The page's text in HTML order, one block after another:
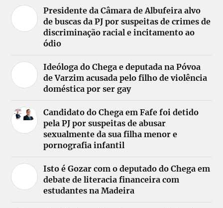
Presidente da Câmara de Albufeira alvo
de buscas da PJ por suspeitas de crimes de
discriminação racial e incitamento ao
ódio
Ideóloga do Chega e deputada na Póvoa
de Varzim acusada pelo filho de violência
doméstica por ser gay
Candidato do Chega em Fafe foi detido
pela PJ por suspeitas de abusar
sexualmente da sua filha menor e
pornografia infantil
Isto é Gozar com o deputado do Chega em
debate de literacia financeira com
estudantes na Madeira